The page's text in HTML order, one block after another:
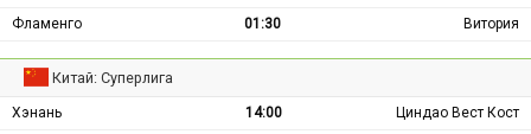
Фламенго
01:30 Витория
Китай: Суперлига
Хэнань 14:00
Циндао Вест Кост